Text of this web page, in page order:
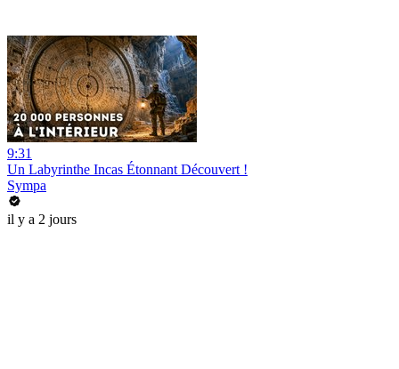
9:31
Un Labyrinthe Incas Étonnant Découvert !
Sympa
il y a 2 jours